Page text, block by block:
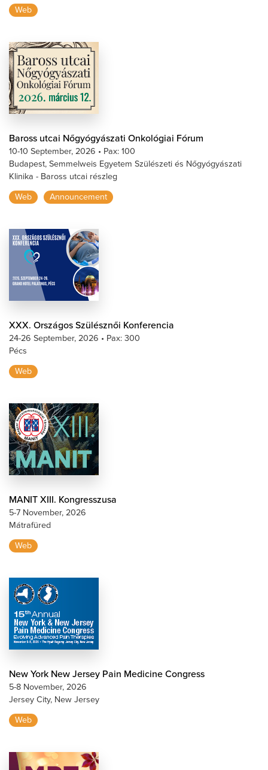
Web
Baross utcai Nőgyógyászati Onkológiai Fórum
10-10 September, 2026 • Pax: 100
Budapest, Semmelweis Egyetem Szülészeti és Nőgyógyászati
Klinika - Baross utcai részleg
Web Announcement
XXX. Országos Szülésznői Konferencia
24-26 September, 2026 • Pax: 300
Pécs
Web
MANIT XIII. Kongresszusa
5-7 November, 2026
Mátrafüred
Web
New York New Jersey Pain Medicine Congress
5-8 November, 2026
Jersey City, New Jersey
Web